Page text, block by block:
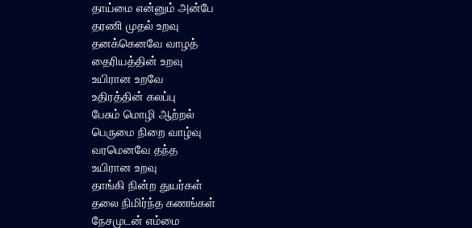
தாய்மை என்னும் அன்பே
தரணி முதல் உறவு
தனக்கெனவே வாழத்
தைரியத்தின் உறவு
உயிரான உறவே
உதிரத்தின் கலப்பு
பேசும் மொழி ஆற்றல்
பெருமை நிறை வாழ்வு
வரமெனவே தந்த
உயிரான உறவு
தாங்கி நின்ற துயர்கள்
தலை நிமிர்ந்த கணங்கள்
நேசமுடன் எம்மை